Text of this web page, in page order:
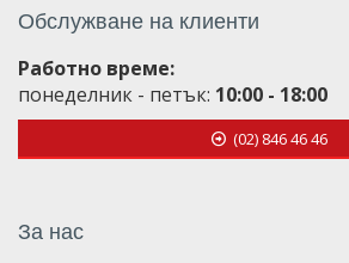
Обслужване на клиенти
Работно време:
понеделник - петък: 10:00 - 18:00
(02) 846 46 46
За нас